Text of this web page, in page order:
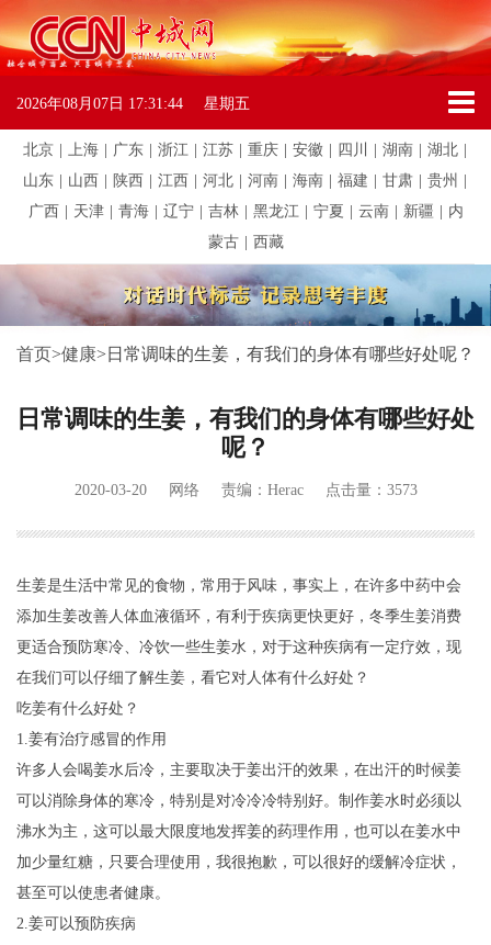
2026年08月07日 17:31:44 星期五
北京 上海 广东 浙江 江苏 重庆 安徽 四川 湖南 湖北
山东
山西 陕西 江西 河北 河南 海南 福建 甘肃 贵州
广西
天津 青海 辽宁 吉林 黑龙江 宁夏 云南 新疆
内
蒙古
西藏
首页>健康>日常调味的生姜，有我们的身体有哪些好处呢？
日常调味的生姜，有我们的身体有哪些好处
呢？
2020-03-20 网络 责编：Herac 点击量：3573
生姜是生活中常见的食物，常用于风味，事实上，在许多中药中会
添加生姜改善人体血液循环，有利于疾病更快更好，冬季生姜消费
更适合预防寒冷、冷饮一些生姜水，对于这种疾病有一定疗效，现
在我们可以仔细了解生姜，看它对人体有什么好处？
吃姜有什么好处？
1.姜有治疗感冒的作用
许多人会喝姜水后冷，主要取决于姜出汗的效果，在出汗的时候姜
可以消除身体的寒冷，特别是对冷冷冷特别好。制作姜水时必须以
沸水为主，这可以最大限度地发挥姜的药理作用，也可以在姜水中
加少量红糖，只要合理使用，我很抱歉，可以很好的缓解冷症状，
甚至可以使患者健康。
2.姜可以预防疾病